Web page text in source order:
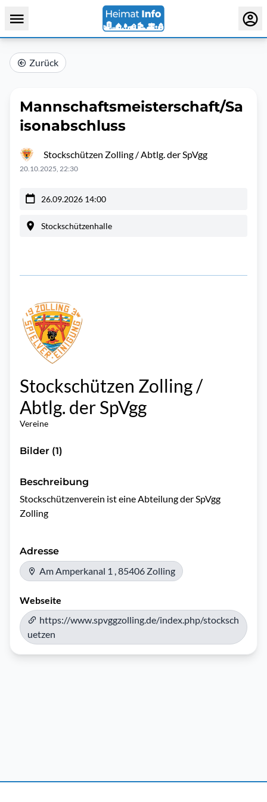
Zurück
Mannschaftsmeisterschaft/Sa
isonabschluss
Stockschützen Zolling / Abtlg. der SpVgg
20.10.2025, 22:30
26.09.2026 14:00
Stockschützenhalle
Stockschützen Zolling /
Abtlg. der SpVgg
Vereine
Bilder (1)
Beschreibung
Stockschützenverein ist eine Abteilung der SpVgg
Adresse
Am Amperkanal 1 , 85406 Zolling
Webseite
https://www.spvggzolling.de/index.php/stocksch
uetzen